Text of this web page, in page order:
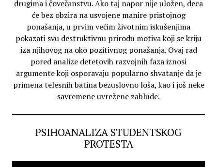
drugima i čovečanstvu. Ako taj napor nije uložen, deca
će bez obzira na usvojene manire pristojnog
ponašanja, u prvim većim životnim iskušenjima
pokazati svu destruktivnu prirodu motiva koji se kriju
iza njihovog na oko pozitivnog ponašanja. Ovaj rad
pored analize detetovih razvojnih faza iznosi
argumente koji osporavaju popularno shvatanje da je
primena telesnih batina bezuslovno loša, kao i još neke
savremene uvrežene zablude.
PSIHOANALIZA STUDENTSKOG
PROTESTA